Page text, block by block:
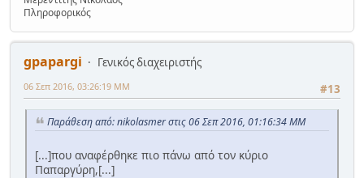
Πληροφορικός
gpapargi
Γενικός διαχειριστής
#13
06 Σεπ 2016, 03:26:19 ΜΜ
Παράθεση από: nikolasmer στις 06 Σεπ 2016, 01:16:34 ΜΜ
[...]που αναφέρθηκε πιο πάνω από τον κύριο
Παπαργύρη,[...]